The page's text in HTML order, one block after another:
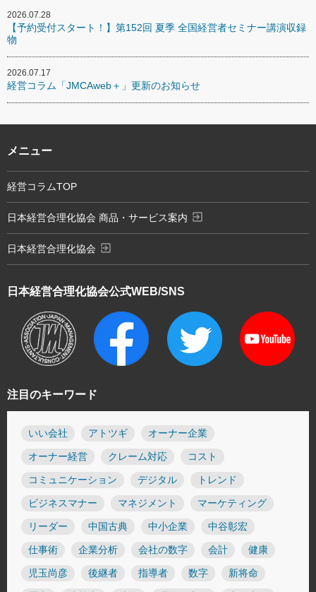
2026.07.28
【予約受付スタート！】第152回 夏季 全国経営者セミナー講演収録
物
2026.07.17
経営コラム「JMCAweb＋」更新のお知らせ
注目のキーワード
いい会社 アトツギ オーナー企業
オーナー経営 クレーム対応 コスト
コミュニケーション デジタル トレンド
ビジネスマナー マネジメント マーケティング
リーダー 中国古典 中小企業 中谷彰宏
仕事術 企業分析 会社の数字 会計 健康
児玉尚彦 後継者 指導者 数字 新将命
日本経営合理化協会公式WEB/SNS
メニュー
経営コラムTOP
日本経営合理化協会 商品・サービス案内 exit_to_app
日本経営合理化協会 exit_to_app